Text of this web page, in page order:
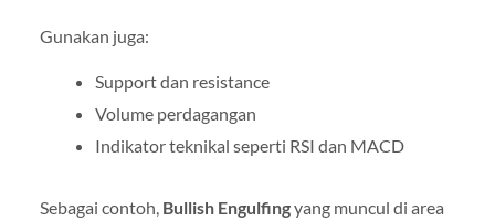
Gunakan juga:
Support dan resistance
Volume perdagangan
Indikator teknikal seperti RSI dan MACD
Sebagai contoh, Bullish Engulfingyang muncul di area